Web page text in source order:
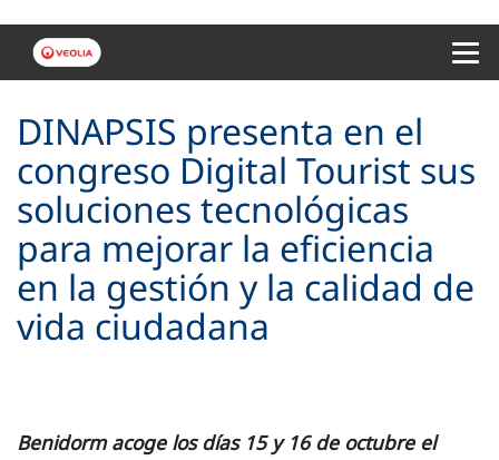
DINAPSIS presenta en el
congreso Digital Tourist sus
soluciones tecnológicas
para mejorar la eficiencia
en la gestión y la calidad de
vida ciudadana
Benidorm acoge los días 15 y 16 de octubre el